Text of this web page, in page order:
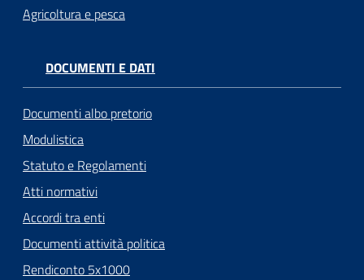
Agricoltura e pesca
DOCUMENTI E DATI
Documenti albo pretorio
Modulistica
Statuto e Regolamenti
Atti normativi
Accordi tra enti
Documenti attività politica
Rendiconto 5x1000